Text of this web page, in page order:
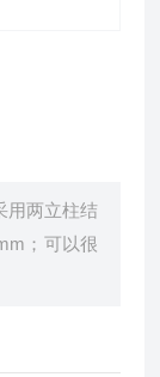
用两立柱结
；可以很